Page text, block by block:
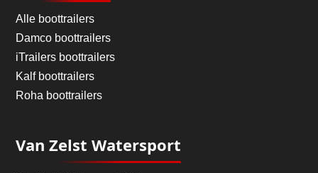
Alle boottrailers
Damco boottrailers
iTrailers boottrailers
Kalf boottrailers
Roha boottrailers
Van Zelst Watersport